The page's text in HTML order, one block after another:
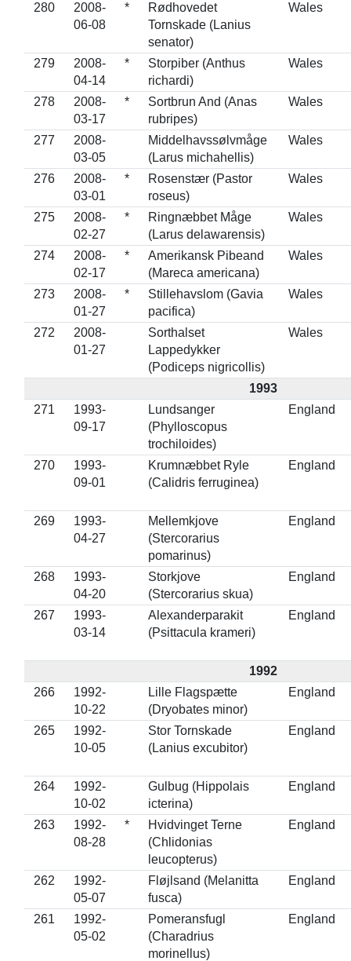
280
2008-
06-08
*
Rødhovedet
Tornskade (Lanius
senator)
Wales
279
2008-
04-14
*
Storpiber (Anthus
richardi)
Wales
278
2008-
03-17
*
Sortbrun And (Anas
rubripes)
Wales
277
2008-
03-05
Middelhavssølvmåge
(Larus michahellis)
Wales
276
2008-
03-01
*
Rosenstær (Pastor
roseus)
Wales
275
2008-
02-27
*
Ringnæbbet Måge
(Larus delawarensis)
Wales
274
2008-
02-17
*
Amerikansk Pibeand
(Mareca americana)
Wales
273
2008-
01-27
*
Stillehavslom (Gavia
pacifica)
Wales
272
2008-
01-27
Sorthalset
Lappedykker
(Podiceps nigricollis)
Wales
1993
271
1993-
09-17
Lundsanger
(Phylloscopus
trochiloides)
England
270
1993-
09-01
Krumnæbbet Ryle
(Calidris ferruginea)
England
269
1993-
04-27
Mellemkjove
(Stercorarius
pomarinus)
England
268
1993-
04-20
Storkjove
(Stercorarius skua)
England
267
1993-
03-14
Alexanderparakit
(Psittacula krameri)
England
1992
266
1992-
10-22
Lille Flagspætte
(Dryobates minor)
England
265
1992-
10-05
Stor Tornskade
(Lanius excubitor)
England
264
1992-
10-02
Gulbug (Hippolais
icterina)
England
263
1992-
08-28
*
Hvidvinget Terne
(Chlidonias
leucopterus)
England
262
1992-
05-07
Fløjlsand (Melanitta
fusca)
England
261
1992-
05-02
Pomeransfugl
(Charadrius
morinellus)
England